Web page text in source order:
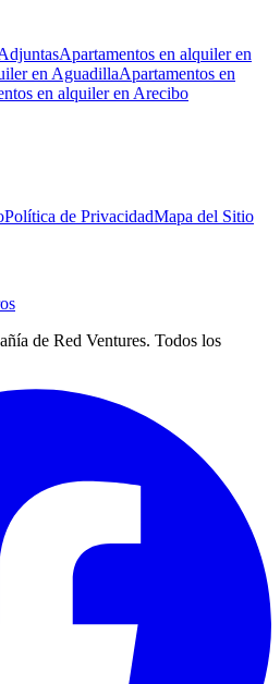
Apartamentos en alquiler en
en AguadillaApartamentos en
en alquiler en Arecibo
Política de PrivacidadMapa del Sitio
de Red Ventures. Todos los